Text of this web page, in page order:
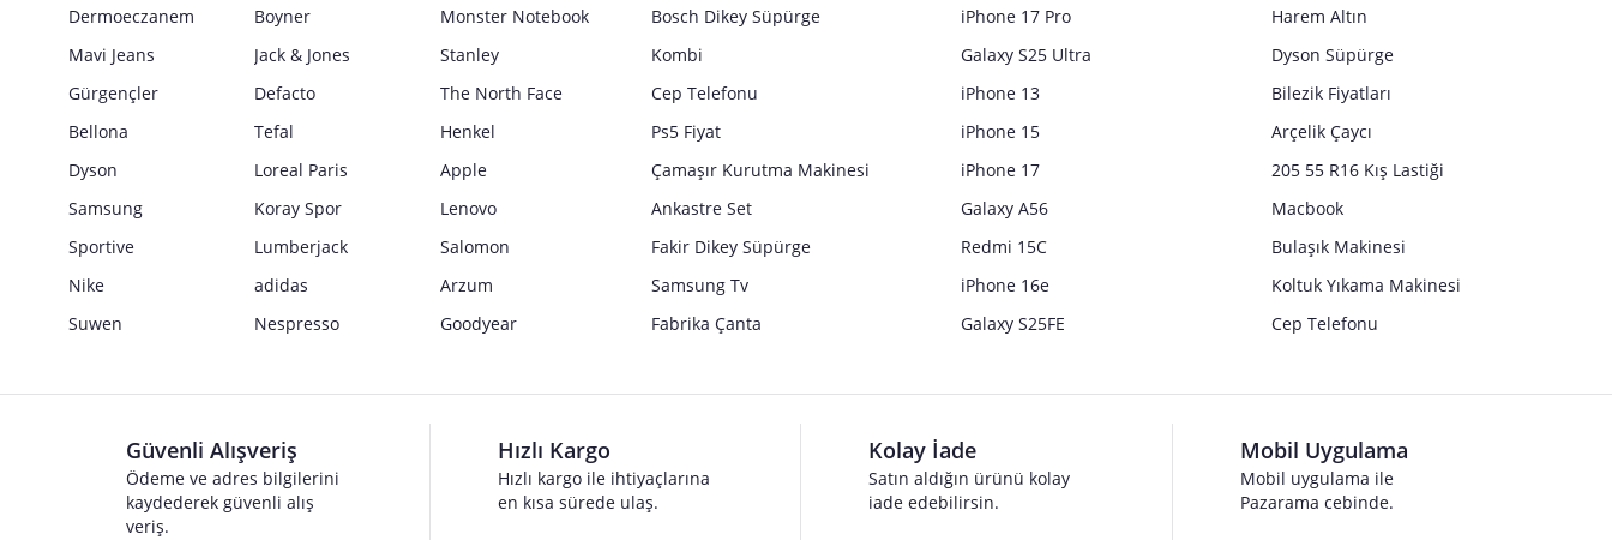
Dermoeczanem
Boyner
Monster Notebook
Mavi Jeans
Jack & Jones
Stanley
Gürgençler
Defacto
The North Face
Bellona
Tefal
Henkel
Dyson
Loreal Paris
Apple
Samsung
Koray Spor
Lenovo
Sportive
Lumberjack
Salomon
Nike
adidas
Arzum
Suwen
Nespresso Goodyear
Bosch Dikey Süpürge
Kombi
Cep Telefonu
Ps5 Fiyat
Çamaşır Kurutma Makinesi
Ankastre Set
Fakir Dikey Süpürge
Samsung Tv
Fabrika Çanta
iPhone 17 Pro
Galaxy S25 Ultra
iPhone 13
iPhone 15
iPhone 17
Galaxy A56
Redmi 15C
iPhone 16e
Galaxy S25FE
Harem Altın
Dyson Süpürge
Bilezik Fiyatları
Arçelik Çaycı
205 55 R16 Kış Lastiği
Macbook
Bulaşık Makinesi
Koltuk Yıkama Makinesi
Cep Telefonu
Güvenli Alışveriş
Ödeme ve adres bilgilerini
kaydederek güvenli alış
veriş.
Hızlı Kargo
Hızlı kargo ile ihtiyaçlarına
en kısa sürede ulaş.
Kolay İade
Satın aldığın ürünü kolay
iade edebilirsin.
Mobil Uygulama
Mobil uygulama ile
Pazarama cebinde.